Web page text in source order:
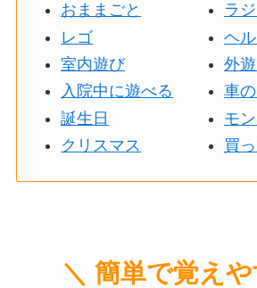
おままごと
レゴ
室内遊び
入院中に遊べる
誕生日
クリスマス
ラ
ヘ
外
車
モ
買
＼ 簡単で覚え